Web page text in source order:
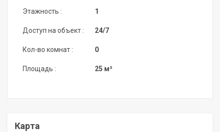
Этажность :
Доступ на объект :
Кол-во комнат :
Площадь :
1
24/7
0
25 м²
Карта